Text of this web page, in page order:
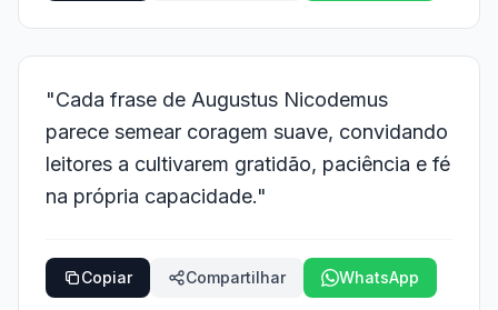
"Cada frase de Augustus Nicodemus
parece semear coragem suave, convidando
leitores a cultivarem gratidão, paciência e fé
na própria capacidade."
Copiar Compartilhar WhatsApp